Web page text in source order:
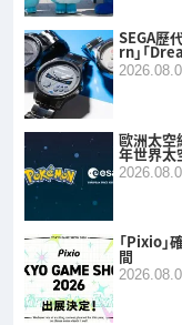
SEGA歷
rn」「
歐洲太空
年世界太
「Pixio
間